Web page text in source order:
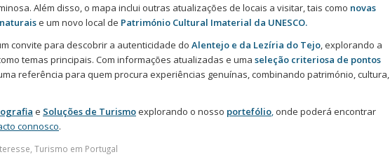
Além disso, o mapa inclui outras atualizações de locais a visitar, tais como novas
e um novo local de Património Cultural Imaterial da UNESCO.
convite para descobrir a autenticidade do Alentejo e da Lezíria do Tejo, explorando a
temas principais. Com informações atualizadas e uma seleção criteriosa de pontos
referência para quem procura experiências genuínas, combinando património, cultura,
e Soluções de Turismoexplorando o nosso portefólio, onde poderá encontrar
connosco.
Turismo em Portugal